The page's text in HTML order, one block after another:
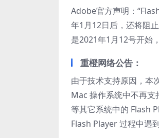
Adobe官方声明：
年1月12日后，还将阻
是2021年1月12号开始
重橙网络公告：
由于技术支持原因，本
Mac 操作系统中不再
等其它系统中的 Flash
Flash Player 过程中遇